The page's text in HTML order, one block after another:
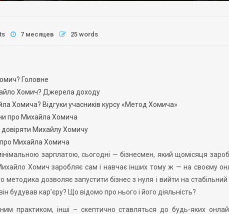
7 месяцев 25 words
Головне
Хомич? Джерела доходу
Хомича? Відгуки учасників курсу «Метод Хомича»
про Михайла Хомича
довіряти Михайлу Хомичу
Михайла Хомича
зарплатою, сьогодні — бізнесмен, який щомісяця
Хомич заробляє сам і навчає інших тому ж — на своєму
дозволяє запустити бізнес з нуля і вийти на стабільний
будував кар’єру? Що відомо про нього і його діяльність?
практиком, інші – скептично ставляться до будь-яких